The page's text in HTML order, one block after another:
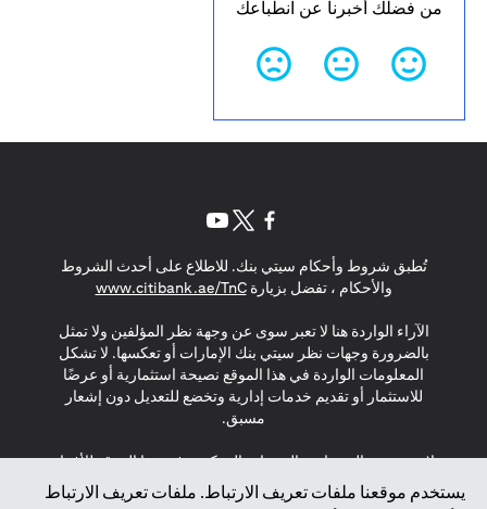
من فضلك أخبرنا عن انطباعك
يستخدم موقعنا ملفات تعريف الارتباط. ملفات تعريف الارتباط
تُطبق شروط وأحكام سيتي بنك. للاطلاع على أحدث الشروط
والأحكام ، تفضل بزيارةwww.citibank.ae/TnC
(opens in a new tab)
الآراء الواردة هنا لا تعبر سوى عن وجهة نظر المؤلفين ولا تمثل
بالضرورة وجهات نظر سيتي بنك الإمارات أو تعكسها. لا تشكل
المعلومات الواردة في هذا الموقع نصيحة استثمارية أو عرضًا
للاستثمار أو تقديم خدمات إدارية وتخضع للتعديل دون إشعار
مسبق.
لا يتم تقديم المنتجات والخدمات المذكورة في هذا الموقع للأفراد
المقيمين في الاتحاد الأوروبي أو المنطقة الاقتصادية الأوروبية أو
سويسرا أو غيرنسي أو جيرسي أو موناكو أو سان مارينو أو